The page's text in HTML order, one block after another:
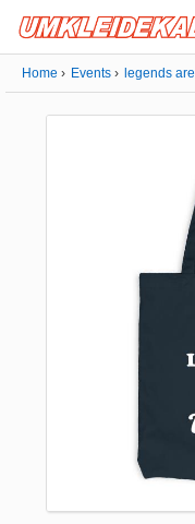
Home Events legends